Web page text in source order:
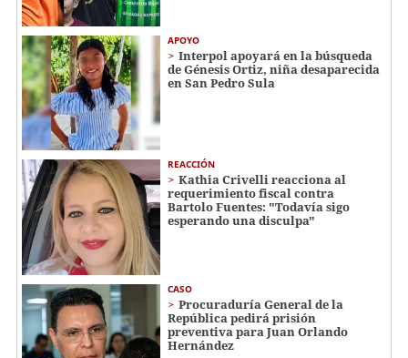
APOYO
Interpol apoyará en la búsqueda
de Génesis Ortiz, niña desaparecida
en San Pedro Sula
REACCIÓN
Kathia Crivelli reacciona al
requerimiento fiscal contra
Bartolo Fuentes: "Todavía sigo
esperando una disculpa"
CASO
Procuraduría General de la
República pedirá prisión
preventiva para Juan Orlando
Hernández